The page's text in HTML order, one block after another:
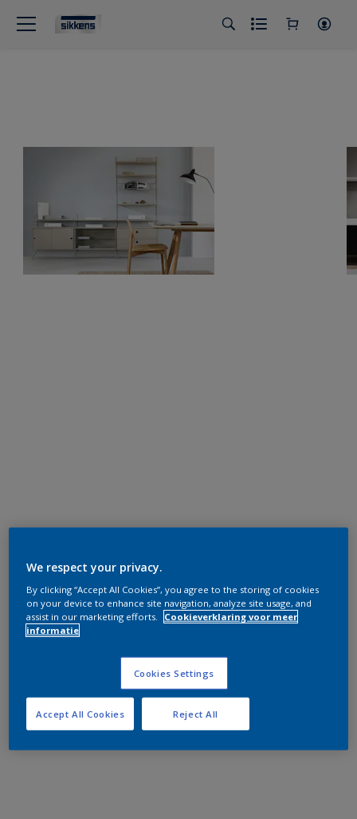
We respect your privacy.
By clicking “Accept All Cookies”, you agree to the storing of cookies
on your device to enhance site navigation, analyze site usage, and
assist in our marketing efforts.
Cookieverklaring voor meer
informatie
Cookies Settings
Reject All
Accept All Cookies